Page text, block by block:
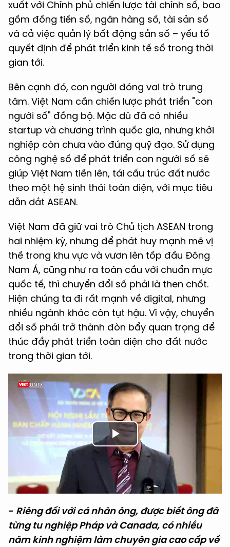
xuất với Chính phủ chiến lược tài chính số, bao
gồm đồng tiền số, ngân hàng số, tài sản số
và cả việc quản lý bất động sản số – yếu tố
quyết định để phát triển kinh tế số trong thời
gian tới.
Bên cạnh đó, con người đóng vai trò trung
tâm. Việt Nam cần chiến lược phát triển "con
người số" đồng bộ. Mặc dù đã có nhiều
startup và chương trình quốc gia, nhưng khởi
nghiệp còn chưa vào đúng quỹ đạo. Sử dụng
công nghệ số để phát triển con người số sẽ
giúp Việt Nam tiến lên, tái cấu trúc đất nước
theo một hệ sinh thái toàn diện, với mục tiêu
dẫn dắt ASEAN.
Việt Nam đã giữ vai trò Chủ tịch ASEAN trong
hai nhiệm kỳ, nhưng để phát huy mạnh mẽ vị
thế trong khu vực và vươn lên tốp đầu Đông
Nam Á, cũng như ra toàn cầu với chuẩn mực
quốc tế, thì chuyển đổi số phải là then chốt.
Hiện chúng ta đi rất mạnh về digital, nhưng
nhiều ngành khác còn tụt hậu. Vì vậy, chuyển
đổi số phải trở thành đòn bẩy quan trọng để
thúc đẩy phát triển toàn diện cho đất nước
trong thời gian tới.
Play
Video
- Riêng đối với cá nhân ông, được biết ông đã
từng tu nghiệp Pháp và Canada, có nhiều
năm kinh nghiệm làm chuyên gia cao cấp về